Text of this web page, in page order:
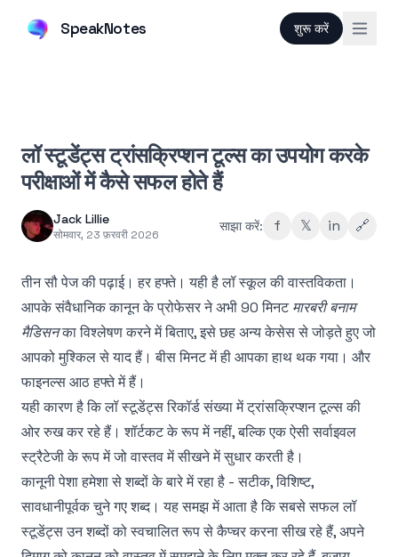
SpeakNotes शुरू करें
लॉ स्टूडेंट्स ट्रांसक्रिप्शन टूल्स का उपयोग करके
परीक्षाओं में कैसे सफल होते हैं
Jack Lillie
सोमवार, 23 फ़रवरी 2026
साझा करें: f 𝕏 in 🔗
तीन सौ पेज की पढ़ाई। हर हफ्ते। यही है लॉ स्कूल की वास्तविकता।
आपके संवैधानिक कानून के प्रोफेसर ने अभी 90 मिनटमारबरी बनाम
मैडिसनका विश्लेषण करने में बिताए, इसे छह अन्य केसेस से जोड़ते हुए जो
आपको मुश्किल से याद हैं। बीस मिनट में ही आपका हाथ थक गया। और
फाइनल्स आठ हफ्ते में हैं।
यही कारण है कि लॉ स्टूडेंट्स रिकॉर्ड संख्या में ट्रांसक्रिप्शन टूल्स की
ओर रुख कर रहे हैं। शॉर्टकट के रूप में नहीं, बल्कि एक ऐसी सर्वाइवल
स्ट्रैटेजी के रूप में जो वास्तव में सीखने में सुधार करती है।
कानूनी पेशा हमेशा से शब्दों के बारे में रहा है - सटीक, विशिष्ट,
सावधानीपूर्वक चुने गए शब्द। यह समझ में आता है कि सबसे सफल लॉ
स्टूडेंट्स उन शब्दों को स्वचालित रूप से कैप्चर करना सीख रहे हैं, अपने